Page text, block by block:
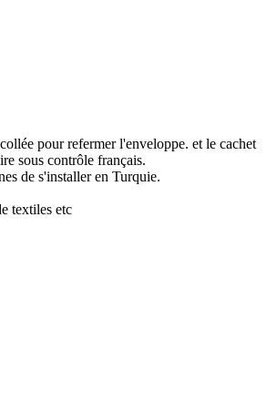
pour refermer l'enveloppe. et le cachet
sous contrôle français.
de s'installer en Turquie.
textiles etc